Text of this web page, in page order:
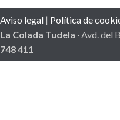
Aviso legal | Política de
La Colada Tudela · Avd. del
748 411